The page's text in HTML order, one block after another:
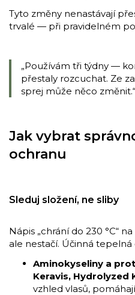
Tyto změny nenastávají
trvalé — při pravidelném
„Používám tři týdny —
přestaly rozcuchat. Ze
sprej může něco změnit.“
Jak vybrat
ochranu
Sleduj složení, ne sliby
Nápis „chrání do 230 °C“
ale nestačí. Účinná tepelná
Aminokyseliny a
Keravis, Hydrolyzed
vzhled vlasů,